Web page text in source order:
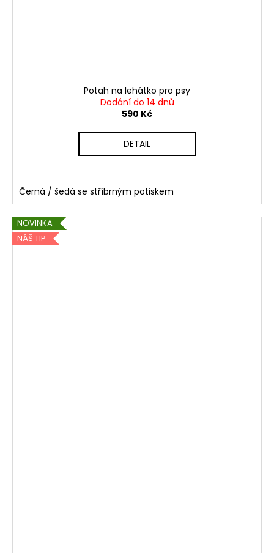
Potah na lehátko pro psy
Dodání do 14 dnů
590 Kč
DETAIL
Černá / šedá se stříbrným potiskem
NOVINKA
NÁŠ TIP